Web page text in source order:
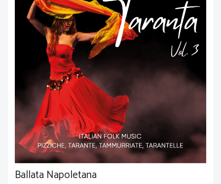
Ballata Napoletana